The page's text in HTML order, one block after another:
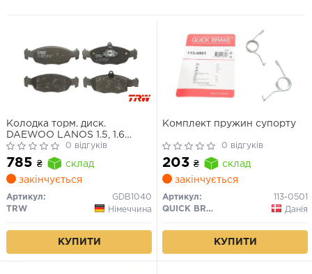
Колодка торм. диск.
DAEWOO LANOS 1.5, 1.6
(KLAT), NEXIA передн. (пр-
во TRW)(диск R13, полий)
0 відгуків
785 ₴
склад
закінчується
Артикул:
GDB1040
TRW
Німеччина
КУПИТИ
Комплект пружин супорту
0 відгуків
203 ₴
склад
закінчується
Артикул:
113-0501
QUICK BRAKE
Данія
КУПИТИ